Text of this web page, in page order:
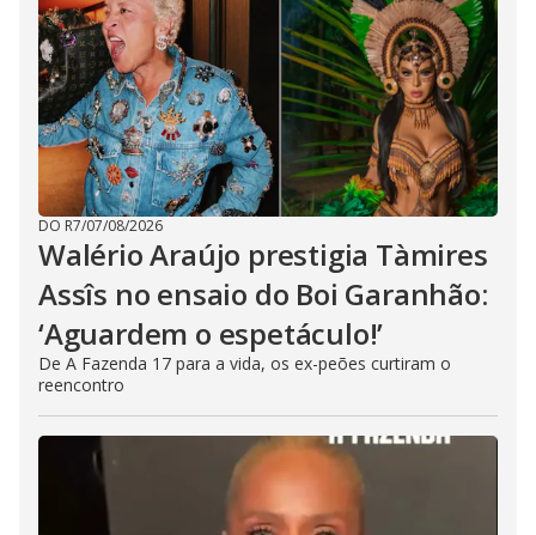
DO R7/07/08/2026
Walério Araújo prestigia Tàmires
Assîs no ensaio do Boi Garanhão:
‘Aguardem o espetáculo!’
De A Fazenda 17 para a vida, os ex-peões curtiram o
reencontro